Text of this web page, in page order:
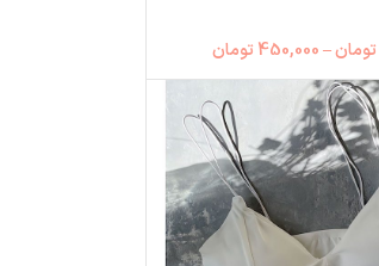
تومان–
450,000 تومان